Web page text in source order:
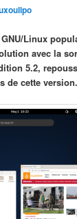
Linux
avec la
5.2,
de cette version.